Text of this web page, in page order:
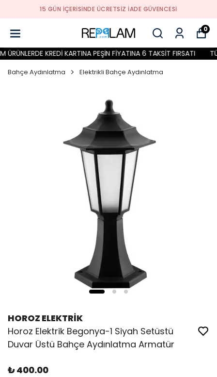
15 GÜN İÇERİSİNDE ÜCRETSİZ İADE GÜVENCESİ
0
KREDİ KARTINA PEŞİN FİYATINA 6 TAKSİT FIRSATI
Bahçe Aydınlatma Elektrikli Bahçe Aydınlatma
HOROZ ELEKTRİK
Horoz Elektrik Begonya-1 Siyah Setüstü
Duvar Üstü Bahçe Aydınlatma Armatür
₺ 400.00